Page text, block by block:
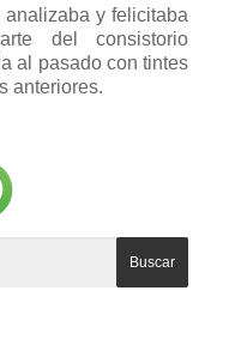
y felicitaba
del consistorio
al pasado con tintes
anteriores.